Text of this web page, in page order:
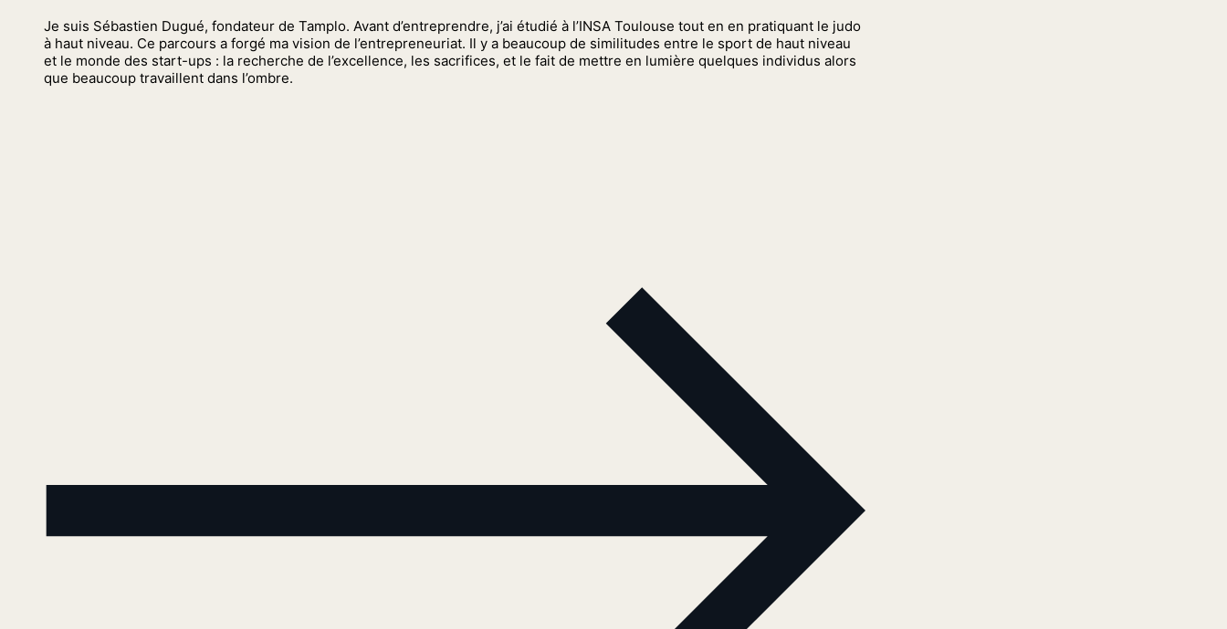
Je suis Sébastien Dugué, fondateur de Tamplo. Avant d’entreprendre, j’ai étudié à l’INSA Toulouse tout en en pratiquant le judo
à haut niveau. Ce parcours a forgé ma vision de l’entrepreneuriat. Il y a beaucoup de similitudes entre le sport de haut niveau
et le monde des start-ups : la recherche de l’excellence, les sacrifices, et le fait de mettre en lumière quelques individus alors
que beaucoup travaillent dans l’ombre.